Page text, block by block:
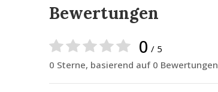
Bewertungen
0 / 5
0 Sterne, basierend auf 0 Bewertungen